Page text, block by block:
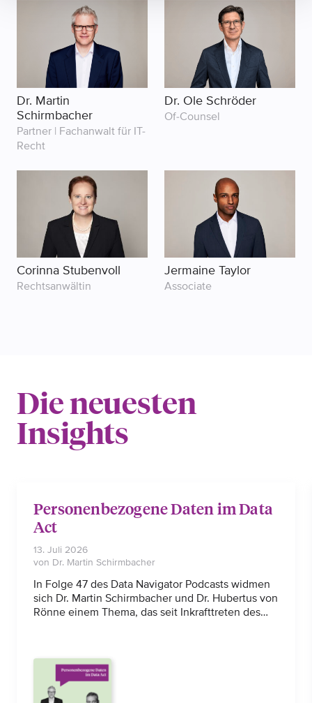
Dr. Martin
Schirmbacher
Partner | Fachanwalt für IT-
Recht
Dr. Ole Schröder
Of-Counsel
Corinna Stubenvoll
Rechtsanwältin
Jermaine Taylor
Associate
Die neuesten
Insights
Personenbezogene Daten im Data
Act
13. Juli 2026
von Dr. Martin Schirmbacher
In Folge 47 des Data Navigator Podcasts widmen
sich Dr. Martin Schirmbacher und Dr. Hubertus von
Rönne einem Thema, das seit Inkrafttreten des
DSGVO. Anlass ist unter anderem die dritte
Denkwerkstatt der Bundesbeauftragten für den
Datenschutz und die Informationsfreiheit zum